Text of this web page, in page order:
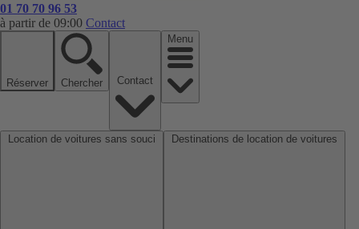
01 70 70 96 53
à partir de 09:00 Contact
Réserver Chercher
Menu